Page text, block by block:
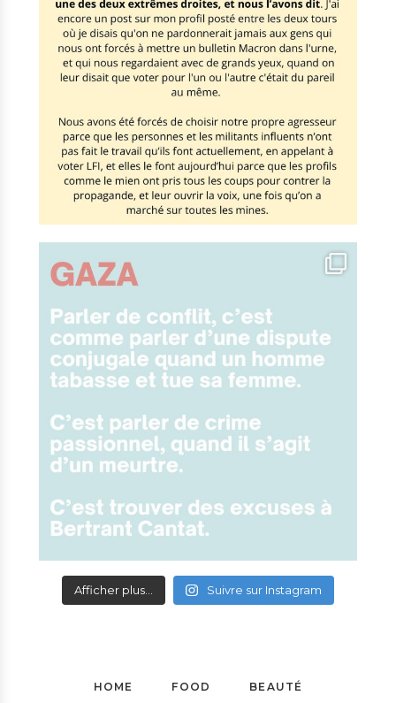
Afficher plus... Suivre sur Instagram
HOME FOOD
BEAUTÉ